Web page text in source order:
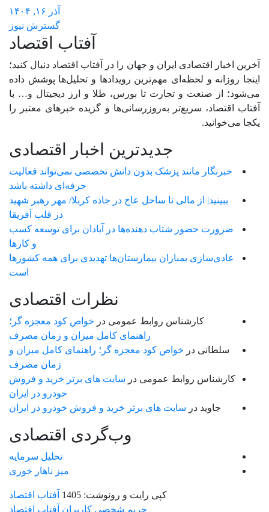
آذر ۱۶, ۱۴۰۴
گسترش نیوز
آفتاب اقتصاد
آخرین اخبار اقتصادی ایران و جهان را در آفتاب اقتصاد دنبال کنید؛
اینجا روزانه و لحظه‌ای مهم‌ترین رویدادها و تحلیل‌ها پوشش داده
می‌شود؛ از صنعت و تجارت تا بورس، طلا و ارز دیجیتال و… با
آفتاب اقتصاد، سریع‌تر به‌روزرسانی‌ها و گزیده خبرهای معتبر را
یکجا می‌خوانید.
جدیدترین اخبار اقتصادی
خبرنگار مانند پزشک بدون دانش تخصصی نمی‌تواند فعالیت
حرفه‌ای داشته باشد
ببینید| از مالی تا ساحل عاج در جاده کربلا/ مهر رهبر شهید
در قلب آفریقا
ضرورت حضور شتاب ‌دهنده‌ها در آبادان برای توسعه کسب‌
و کارها
عادی‌سازی بمباران بیمارستان‌ها تهدیدی برای همه کشورها
است
نظرات اقتصادی
کارشناس روابط عمومیدرخواص کود معجزه گر؛
راهنمای کامل میزان و زمان مصرف
سلطانیدرخواص کود معجزه گر؛ راهنمای کامل میزان و
زمان مصرف
کارشناس روابط عمومیدرسایت های برتر خرید و فروش
خودرو در ایران
جاویددرسایت های برتر خرید و فروش خودرو در ایران
وب‌گردی اقتصادی
تحلیل سرمایه
میز ناهار خوری
کپی رایت و رونوشت: 1405
آفتاب اقتصاد
حریم شخصی کاربران آفتاب اقتصاد